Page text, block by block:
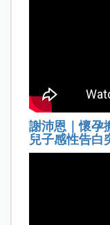
謝沛恩｜懷孕
兒子感性告白